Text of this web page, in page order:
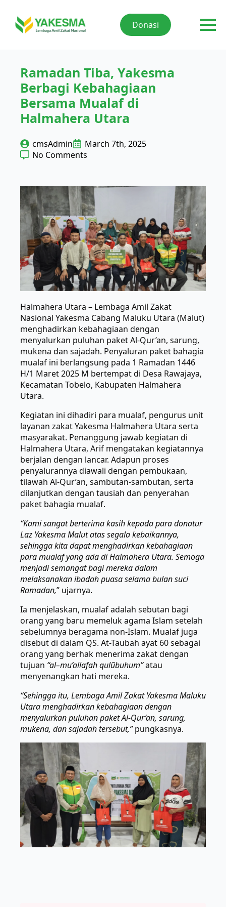
Donasi
Ramadan Tiba, Yakesma
Berbagi Kebahagiaan
Bersama Mualaf di
Halmahera Utara
cmsAdmin
March 7th, 2025
No Comments
Halmahera Utara – Lembaga Amil Zakat
Nasional Yakesma Cabang Maluku Utara (Malut)
menghadirkan kebahagiaan dengan
menyalurkan puluhan paket Al-Qur’an, sarung,
mukena dan sajadah. Penyaluran paket bahagia
mualaf ini berlangsung pada 1 Ramadan 1446
H/1 Maret 2025 M bertempat di Desa Rawajaya,
Kecamatan Tobelo, Kabupaten Halmahera
Utara.
Kegiatan ini dihadiri para mualaf, pengurus unit
layanan zakat Yakesma Halmahera Utara serta
masyarakat. Penanggung jawab kegiatan di
Halmahera Utara, Arif mengatakan kegiatannya
berjalan dengan lancar. Adapun proses
penyalurannya diawali dengan pembukaan,
tilawah Al-Qur’an, sambutan-sambutan, serta
dilanjutkan dengan tausiah dan penyerahan
paket bahagia mualaf.
“Kami sangat berterima kasih kepada para donatur
Laz Yakesma Malut atas segala kebaikannya,
sehingga kita dapat menghadirkan kebahagiaan
para mualaf yang ada di Halmahera Utara. Semoga
menjadi semangat bagi mereka dalam
melaksanakan ibadah puasa selama bulan suci
Ramadan,” ujarnya.
Ia menjelaskan, mualaf adalah sebutan bagi
orang yang baru memeluk agama Islam setelah
sebelumnya beragama non-Islam. Mualaf juga
disebut di dalam QS. At-Taubah ayat 60 sebagai
orang yang berhak menerima zakat dengan
tujuan “al–mu’allafah qulũbuhum”atau
menyenangkan hati mereka.
“Sehingga itu, Lembaga Amil Zakat Yakesma Maluku
Utara menghadirkan kebahagiaan dengan
menyalurkan puluhan paket Al-Qur’an, sarung,
mukena, dan sajadah tersebut,”pungkasnya.